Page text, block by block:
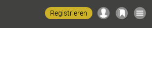
Registrieren